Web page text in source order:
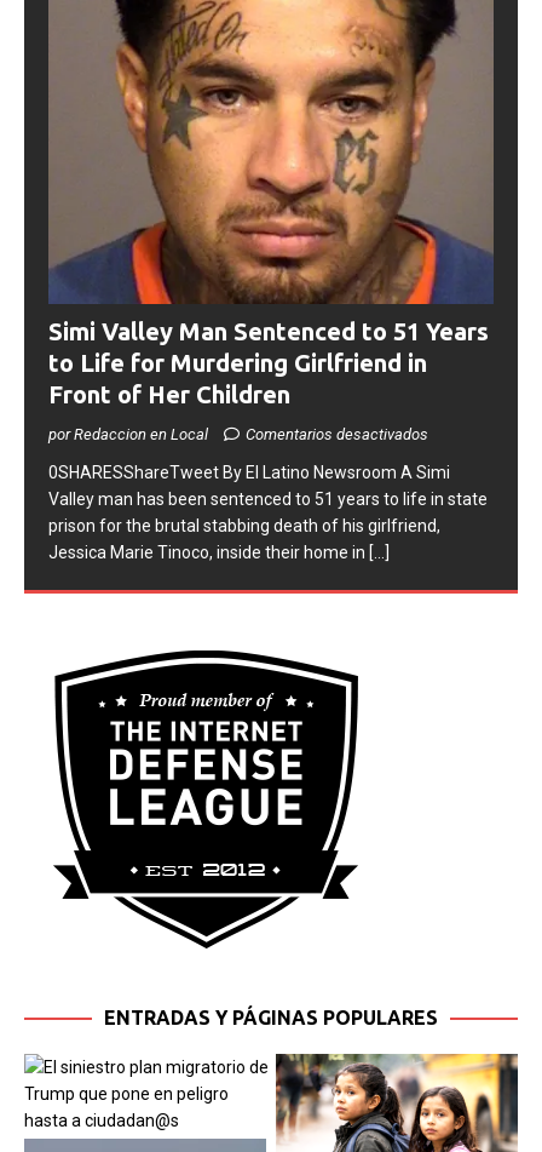
Simi Valley Man Sentenced to 51 Years
to Life for Murdering Girlfriend in
Front of Her Children
0SHARESShareTweet ​By El Latino Newsroom ​A Simi
Valley man has been sentenced to 51 years to life in state
prison for the brutal stabbing death of his girlfriend,
[...]